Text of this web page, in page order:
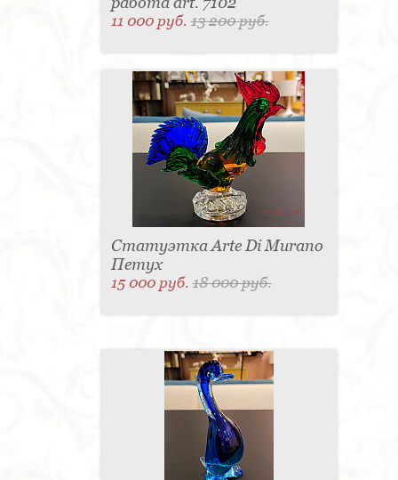
11 000 руб.13 200 руб.
Статуэтка Arte Di Murano
Петух
15 000 руб.18 000 руб.